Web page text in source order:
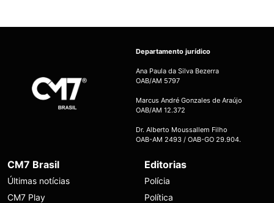
Departamento jurídico
Ana Paula da Silva Bezerra
OAB/AM 5797
Marcus André Gonzales de Araújo
OAB/AM 12.372
Dr. Alberto Moussallem Filho
OAB-AM 2493 / OAB-GO 29.904.
CM7 Brasil
Últimas notícias
CM7 Play
Editorias
Polícia
Política